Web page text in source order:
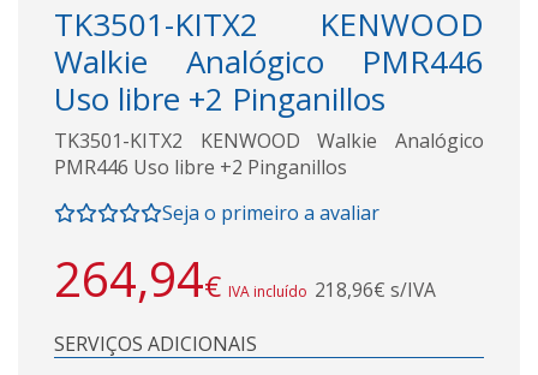
TK3501-KITX2 KENWOOD
Walkie Analógico PMR446
Uso libre +2 Pinganillos
TK3501-KITX2 KENWOOD Walkie Analógico
PMR446 Uso libre +2 Pinganillos
Seja o primeiro a avaliar
264,94€ IVA incluído 218,96€ s/IVA
SERVIÇOS ADICIONAIS